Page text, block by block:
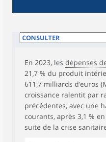
En 2023, les dépenses
21,7 % du produit
611,7 milliards d’euros
croissance ralentit par
précédentes, avec une
courants, après 3,1 %
suite de la crise